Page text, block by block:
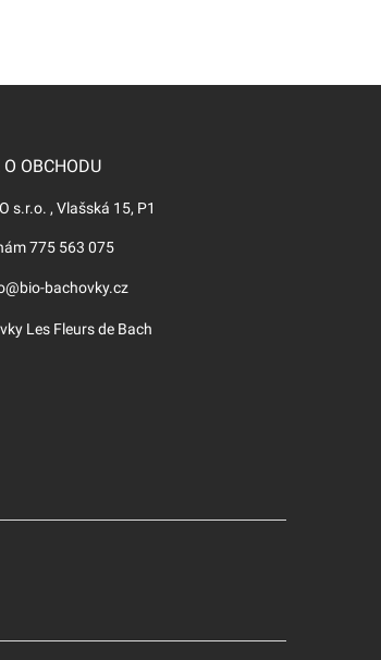
OBCHODU
s.r.o. , Vlašská 15, P1
775 563 075
bachovky.cz
Les Fleurs de Bach